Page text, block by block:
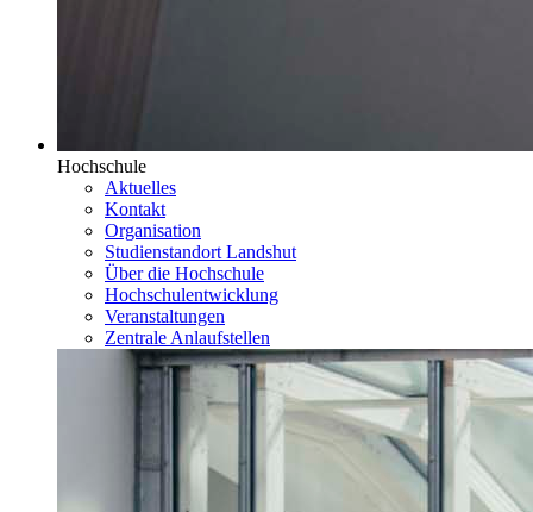
Hochschule
Aktuelles
Kontakt
Organisation
Studienstandort Landshut
Über die Hochschule
Hochschulentwicklung
Veranstaltungen
Zentrale Anlaufstellen